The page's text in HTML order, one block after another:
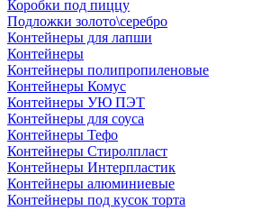
Коробки под пиццу
Подложки золото\серебро
Контейнеры для лапши
Контейнеры
Контейнеры полипропиленовые
Контейнеры Комус
Контейнеры УЮ ПЭТ
Контейнеры для соуса
Контейнеры Тефо
Контейнеры Стиролпласт
Контейнеры Интерпластик
Контейнеры алюминиевые
Контейнеры под кусок торта